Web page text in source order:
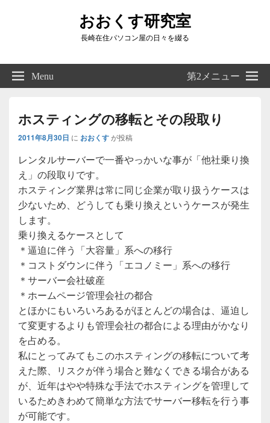
おおくす研究室
長崎在住パソコン屋の日々を綴る
Right
Sidebar
Widget
Menu 第2メニュー
ホスティングの移転とその段取り
2011年8月30日 に おおくすが投稿
レンタルサーバーで一番やっかいな事が「他社乗り換
え」の段取りです。
ホスティング業界は常に同じ企業が取り扱うケースは
少ないため、どうしても乗り換えというケースが発生
します。
乗り換えるケースとして
＊逼迫に伴う「大容量」系への移行
＊コストダウンに伴う「エコノミー」系への移行
＊サーバー会社破産
＊ホームページ管理会社の都合
とほかにもいろいろあるがほとんどの場合は、逼迫し
て変更するよりも管理会社の都合による理由がかなり
を占める。
私にとってみてもこのホスティングの移転について考
えた際、リスクが伴う場合と難なくできる場合がある
が、近年はやや特殊な手法でホスティングを管理して
いるためきわめて簡単な方法でサーバー移転を行う事
が可能です。